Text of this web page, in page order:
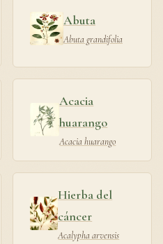
Abuta
Abuta grandifolia
Acacia
huarango
Acacia huarango
Hierba del
cáncer
Acalypha arvensis